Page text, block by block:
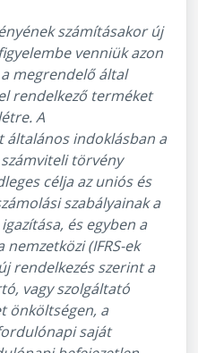
számításakor új
venniük azon
megrendelő által
rendelkező terméket
A
indoklásban a
törvény
célja az uniós és
szabályainak a
és egyben a
(IFRS-ek
rendelkezés szerint a
vagy szolgáltató
önköltségen, a
saját